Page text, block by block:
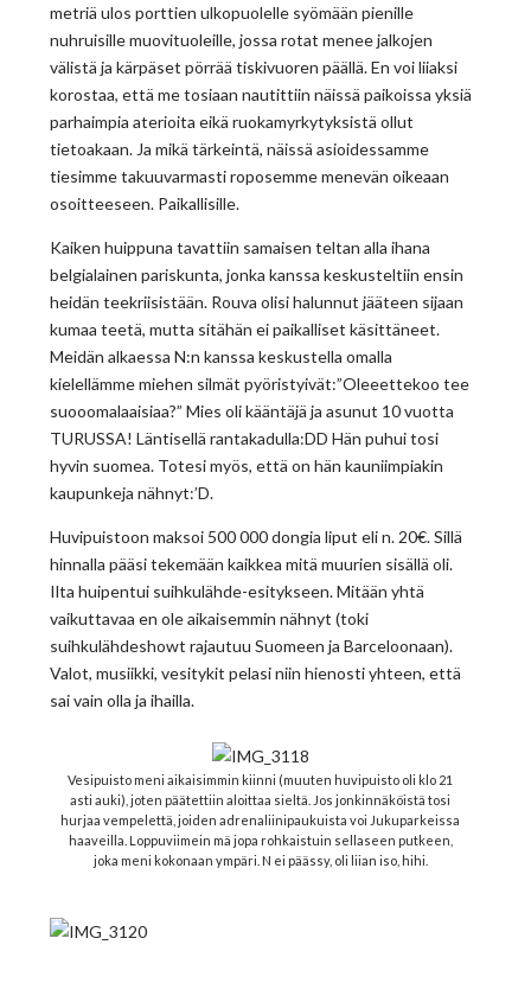
metriä ulos porttien ulkopuolelle syömään pienille
nuhruisille muovituoleille, jossa rotat menee jalkojen
välistä ja kärpäset pörrää tiskivuoren päällä. En voi liiaksi
korostaa, että me tosiaan nautittiin näissä paikoissa yksiä
parhaimpia aterioita eikä ruokamyrkytyksistä ollut
tietoakaan. Ja mikä tärkeintä, näissä asioidessamme
tiesimme takuuvarmasti roposemme menevän oikeaan
osoitteeseen. Paikallisille.
Kaiken huippuna tavattiin samaisen teltan alla ihana
belgialainen pariskunta, jonka kanssa keskusteltiin ensin
heidän teekriisistään. Rouva olisi halunnut jääteen sijaan
kumaa teetä, mutta sitähän ei paikalliset käsittäneet.
Meidän alkaessa N:n kanssa keskustella omalla
kielellämme miehen silmät pyöristyivät:”Oleeettekoo tee
suooomalaaisiaa?” Mies oli kääntäjä ja asunut 10 vuotta
TURUSSA! Läntisellä rantakadulla:DD Hän puhui tosi
hyvin suomea. Totesi myös, että on hän kauniimpiakin
kaupunkeja nähnyt:’D.
Huvipuistoon maksoi 500 000 dongia liput eli n. 20€. Sillä
hinnalla pääsi tekemään kaikkea mitä muurien sisällä oli.
Ilta huipentui suihkulähde-esitykseen. Mitään yhtä
vaikuttavaa en ole aikaisemmin nähnyt (toki
suihkulähdeshowt rajautuu Suomeen ja Barceloonaan).
Valot, musiikki, vesitykit pelasi niin hienosti yhteen, että
sai vain olla ja ihailla.
Vesipuisto meni aikaisimmin kiinni (muuten huvipuisto oli klo 21
asti auki), joten päätettiin aloittaa sieltä. Jos jonkinnäköistä tosi
hurjaa vempelettä, joiden adrenaliinipaukuista voi Jukuparkeissa
haaveilla. Loppuviimein mä jopa rohkaistuin sellaseen putkeen,
joka meni kokonaan ympäri. N ei päässy, oli liian iso, hihi.